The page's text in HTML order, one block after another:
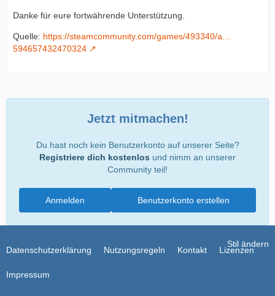
Danke für eure fortwährende Unterstützung.
Quelle: https://steamcommunity.com/games/493340/a…
594657432470324
Jetzt mitmachen!
Du hast noch kein Benutzerkonto auf unserer Seite?
Registriere dich kostenlos und nimm an unserer
Community teil!
Benutzerkonto erstellen
Anmelden
Stil ändern
Datenschutzerklärung Nutzungsregeln Kontakt Lizenzen
Impressum